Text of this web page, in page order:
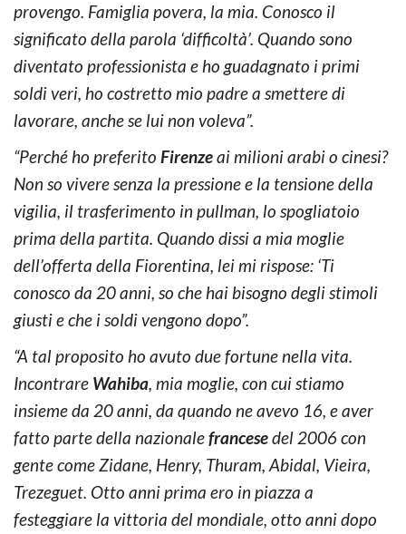
provengo. Famiglia povera, la mia. Conosco il
significato della parola ‘difficoltà’. Quando sono
diventato professionista e ho guadagnato i primi
soldi veri, ho costretto mio padre a smettere di
lavorare, anche se lui non voleva”.
“Perché ho preferito Firenzeai milioni arabi o cinesi?
Non so vivere senza la pressione e la tensione della
vigilia, il trasferimento in pullman, lo spogliatoio
prima della partita. Quando dissi a mia moglie
dell’offerta della Fiorentina, lei mi rispose: ‘Ti
conosco da 20 anni, so che hai bisogno degli stimoli
giusti e che i soldi vengono dopo”.
“A tal proposito ho avuto due fortune nella vita.
Incontrare Wahiba, mia moglie, con cui stiamo
insieme da 20 anni, da quando ne avevo 16, e aver
fatto parte della nazionalefrancesedel 2006 con
gente come Zidane, Henry, Thuram, Abidal, Vieira,
Trezeguet. Otto anni prima ero in piazza a
festeggiare la vittoria del mondiale, otto anni dopo